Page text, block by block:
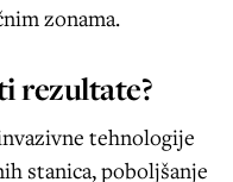
zonama.
rezultate?
tehnologije
stanica, poboljšanje